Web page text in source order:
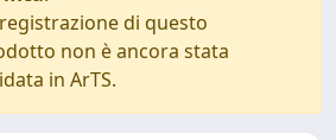
di questo
non è ancora stata
in ArTS.